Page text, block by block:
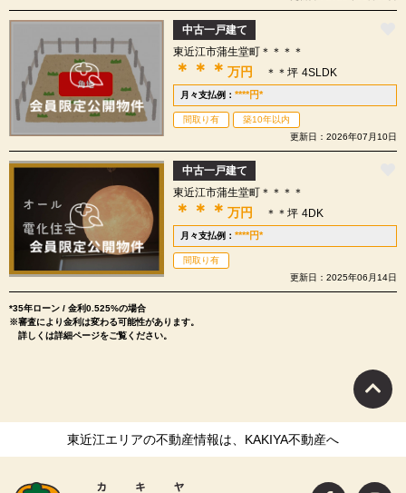
中古一戸建て
東近江市蒲生堂町＊＊＊＊
＊＊＊万円 ＊＊坪 4SLDK
月々支払例：****円*
間取り有
築10年以内
更新日：2026年07月10日
中古一戸建て
東近江市蒲生堂町＊＊＊＊
＊＊＊万円 ＊＊坪 4DK
月々支払例：****円*
間取り有
更新日：2025年06月14日
*35年ローン / 金利0.525%の場合
※審査により金利は変わる可能性があります。
詳しくは詳細ページをご覧ください。
東近江エリアの不動産情報は、KAKIYA不動産へ